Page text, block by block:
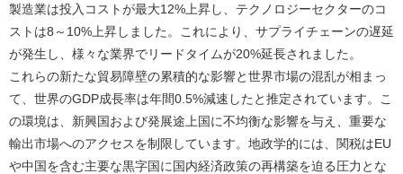
製造業は投入コストが最大12%上昇し、テクノロジーセクターのコ
ストは8～10%上昇しました。これにより、サプライチェーンの遅延
が発生し、様々な業界でリードタイムが20%延長されました。
これらの新たな貿易障壁の累積的な影響と世界市場の混乱が相まっ
て、世界のGDP成長率は年間0.5%減速したと推定されています。こ
の環境は、新興国および発展途上国に不均衡な影響を与え、重要な
輸出市場へのアクセスを制限しています。地政学的には、関税はEU
や中国を含む主要な黒字国に国内経済政策の再構築を迫る圧力とな